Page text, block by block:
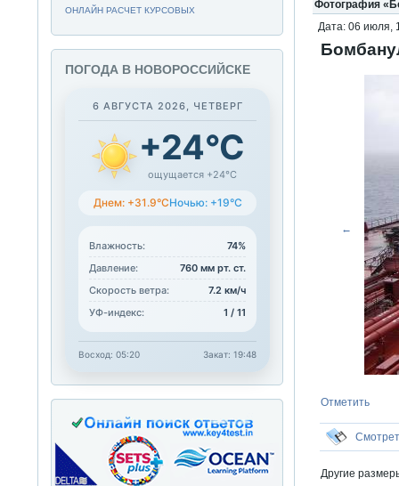
Фотография
Дата: 06 июля,
←
Отметить
Другие
ОНЛАЙН РАСЧЕТ КУРСОВЫХ
ПОГОДА В НОВОРОССИЙСКЕ
6 АВГУСТА 2026, ЧЕТВЕРГ
+24°C
ощущается +24°C
Днем: +31.9°CНочью: +19°C
Влажность:
74%
Давление:
760 мм рт. ст.
Скорость ветра:
7.2 км/ч
УФ-индекс:
1 / 11
Восход: 05:20 Закат: 19:48